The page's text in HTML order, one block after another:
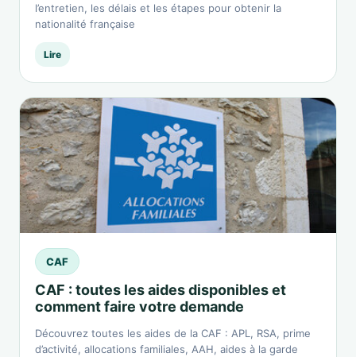
l’entretien, les délais et les étapes pour obtenir la
nationalité française
Lire
CAF
CAF : toutes les aides disponibles et
comment faire votre demande
Découvrez toutes les aides de la CAF : APL, RSA, prime
d’activité, allocations familiales, AAH, aides à la garde